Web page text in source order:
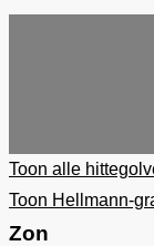
Toon alle
Toon Hellmann-
Zon